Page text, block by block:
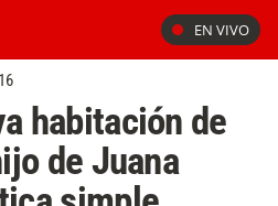
EN VIVO
habitación de
de Juana